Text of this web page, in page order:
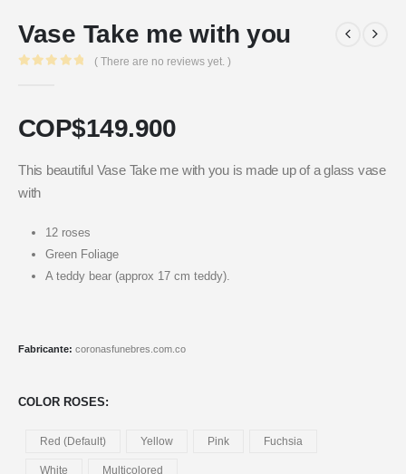
Vase Take me with you
( There are no reviews yet. )
COP$149.900
This beautiful Vase Take me with you is made up of a glass vase
with
12 roses
Green Foliage
A teddy bear (approx 17 cm teddy).
Fabricante: coronasfunebres.com.co
COLOR ROSES
Red (Default) Yellow Pink Fuchsia
White Multicolored